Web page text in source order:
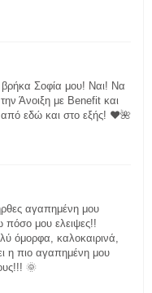
Σοφία μου! Ναι! Να
Άνοιξη με Benefit και
εδώ και στο εξής! ❤️🌺
αγαπημένη μου
πόσο μου ελειψες!!
όμορφα, καλοκαιρινά,
η πιο αγαπημένη μου
🌞